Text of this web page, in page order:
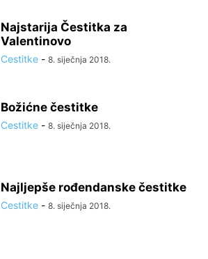
Najstarija Čestitka za
Valentinovo
Cestitke - 8. siječnja 2018.
Božićne čestitke
Cestitke - 8. siječnja 2018.
Najljepše rođendanske čestitke
Cestitke - 8. siječnja 2018.